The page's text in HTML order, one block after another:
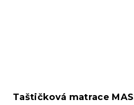
Taštičková matrace